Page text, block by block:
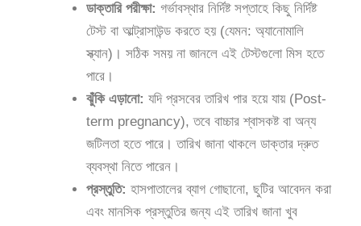
ডাক্তারি পরীক্ষা: গর্ভাবস্থার নির্দিষ্ট সপ্তাহে কিছু নির্দিষ্ট
টেস্ট বা আল্ট্রাসাউন্ড করতে হয় (যেমন: অ্যানোমালি
স্ক্যান)। সঠিক সময় না জানলে এই টেস্টগুলো মিস হতে
পারে।
ঝুঁকি এড়ানো: যদি প্রসবের তারিখ পার হয়ে যায় (Post-
term pregnancy), তবে বাচ্চার শ্বাসকষ্ট বা অন্য
জটিলতা হতে পারে। তারিখ জানা থাকলে ডাক্তার দ্রুত
ব্যবস্থা নিতে পারেন।
প্রস্তুতি: হাসপাতালের ব্যাগ গোছানো, ছুটির আবেদন করা
এবং মানসিক প্রস্তুতির জন্য এই তারিখ জানা খুব